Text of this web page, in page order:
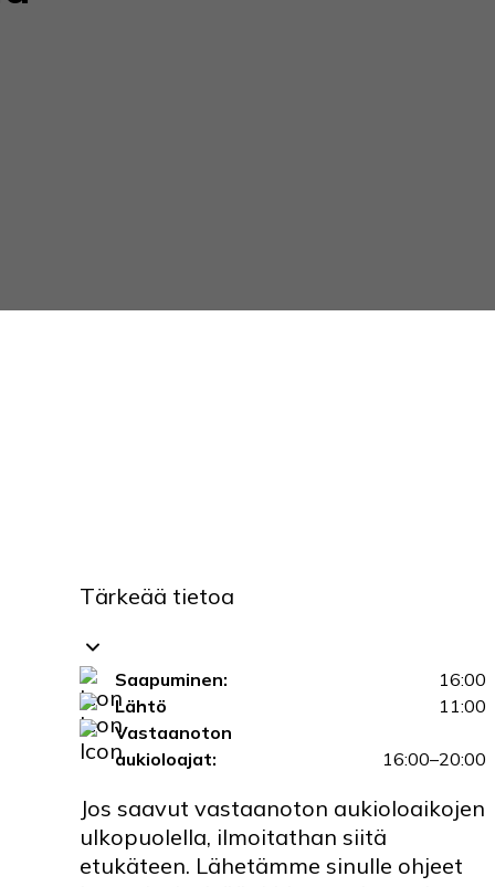
Tärkeää tietoa
Saapuminen:
16:00
Lähtö
11:00
Vastaanoton
aukioloajat:
16:00–20:00
Jos saavut vastaanoton aukioloaikojen
ulkopuolella, ilmoitathan siitä
etukäteen. Lähetämme sinulle ohjeet